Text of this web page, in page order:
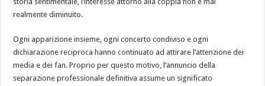
realmente diminuito.
Ogni apparizione insieme, ogni concerto condiviso e ogni
dichiarazione reciproca hanno continuato ad attirare l’attenzione dei
media e dei fan. Proprio per questo motivo, l’annuncio della
separazione professionale definitiva assume un significato